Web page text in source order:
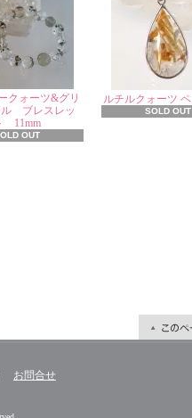
クォーツ&グリ
ル ブレスレッ
11mm
OUT
ルチルクォーツ
SOLD OUT
お問合せ